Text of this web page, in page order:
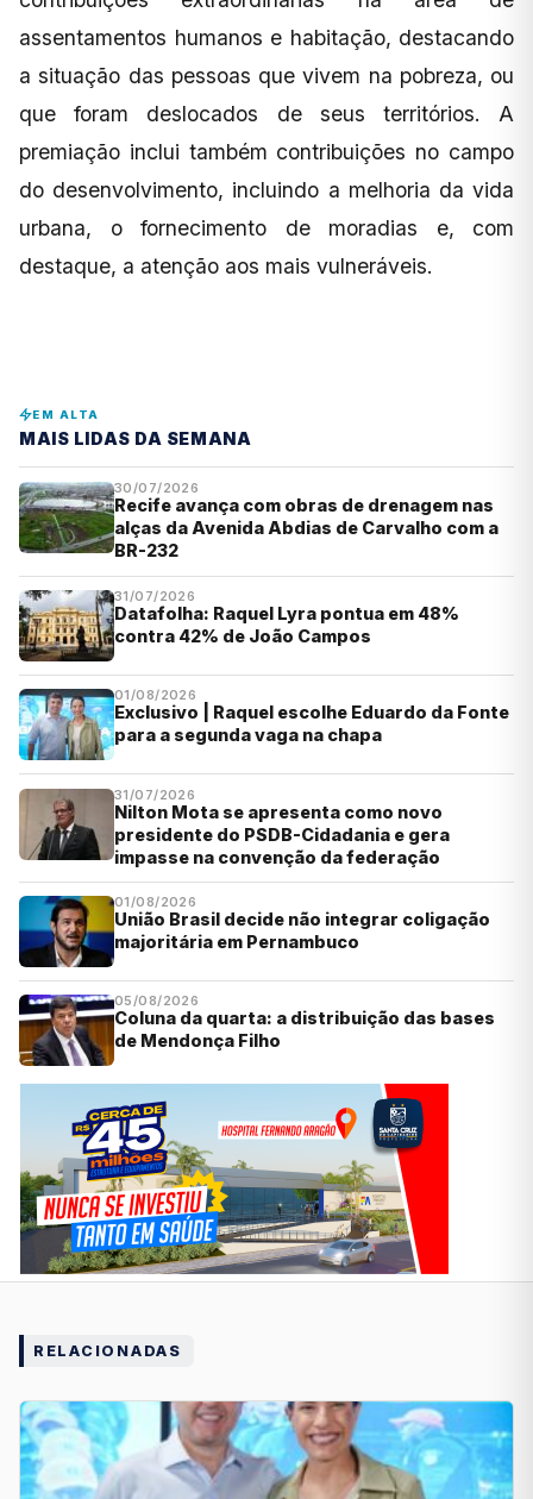
assentamentos humanos e habitação, destacando
a situação das pessoas que vivem na pobreza, ou
que foram deslocados de seus territórios. A
premiação inclui também contribuições no campo
do desenvolvimento, incluindo a melhoria da vida
urbana, o fornecimento de moradias e, com
destaque, a atenção aos mais vulneráveis.
EM ALTA
MAIS LIDAS DA SEMANA
30/07/2026
Recife avança com obras de drenagem nas
alças da Avenida Abdias de Carvalho com a
BR-232
31/07/2026
Datafolha: Raquel Lyra pontua em 48%
contra 42% de João Campos
01/08/2026
Exclusivo | Raquel escolhe Eduardo da Fonte
para a segunda vaga na chapa
31/07/2026
Nilton Mota se apresenta como novo
presidente do PSDB-Cidadania e gera
impasse na convenção da federação
01/08/2026
União Brasil decide não integrar coligação
majoritária em Pernambuco
05/08/2026
Coluna da quarta: a distribuição das bases
de Mendonça Filho
RELACIONADAS